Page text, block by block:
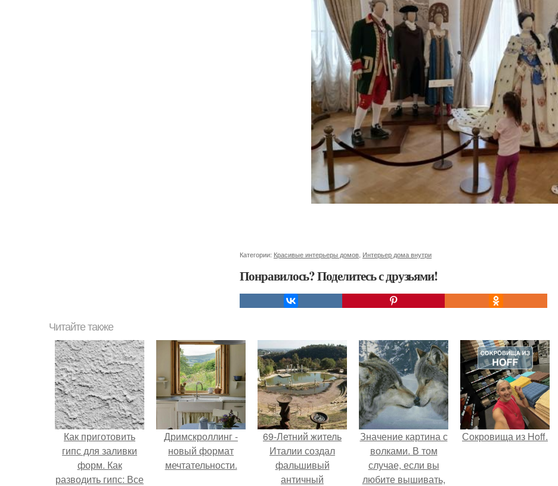
Категории: Красивые интерьеры домов Интерьер дома внутри
Понравилось? Поделитесь с друзьями!
Читайте также
Как приготовить
гипс для заливки
форм. Как
разводить гипс: Все
Дримскроллинг -
новый формат
мечтательности.
69-Летний житель
Италии создал
фальшивый
античный
Значение картина с
волками. В том
случае, если вы
любите вышивать,
Сокровища из Hoff.